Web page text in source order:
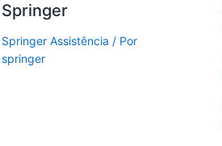
Springer
Springer Assistência / Por
springer